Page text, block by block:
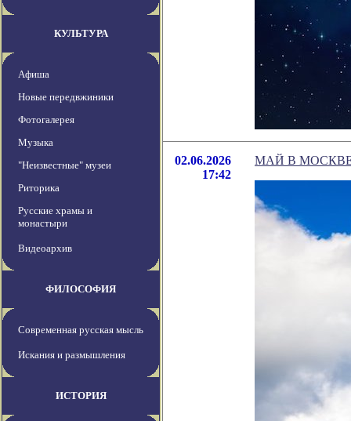
КУЛЬТУРА
Афиша
Новые передвжиники
Фотогалерея
Музыка
"Неизвестные" музеи
Риторика
Русские храмы и
монастыри
Видеоархив
ФИЛОСОФИЯ
Современная русская мысль
Искания и размышления
ИСТОРИЯ
02.06.2026
17:42
МАЙ В